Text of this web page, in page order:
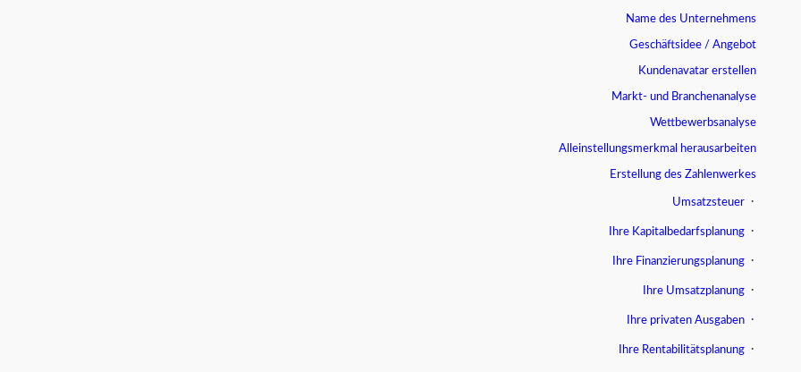
Name des Unternehmens
Geschäftsidee / Angebot
Kundenavatar erstellen
Markt- und Branchenanalyse
Wettbewerbsanalyse
Alleinstellungsmerkmal herausarbeiten
Erstellung des Zahlenwerkes
Umsatzsteuer
Ihre Kapitalbedarfsplanung
Ihre Finanzierungsplanung
Ihre Umsatzplanung
Ihre privaten Ausgaben
Ihre Rentabilitätsplanung